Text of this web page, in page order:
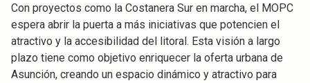
Con proyectos como la Costanera Sur en marcha, el MOPC
espera abrir la puerta a más iniciativas que potencien el
atractivo y la accesibilidad del litoral. Esta visión a largo
plazo tiene como objetivo enriquecer la oferta urbana de
Asunción, creando un espacio dinámico y atractivo para